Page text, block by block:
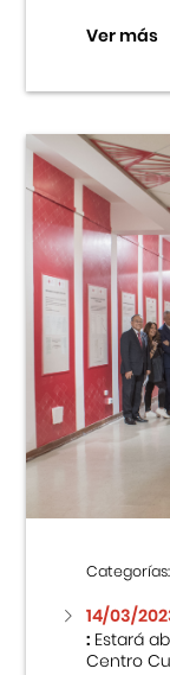
Ver más
Categorías:
14/03/
:Estará
Centro